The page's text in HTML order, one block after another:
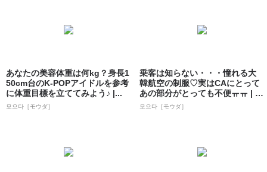
あなたの美容体重は何kg？身長1
50cm台のK-POPアイドルを参考
に体重目標を立ててみよう♪ |...
모으다［モウダ］
乗客は知らない・・・憧れる大
韓航空の制服♡実はCAにとって
あの部分がとっても不便ㅠㅠ | 韓
国情報...
모으다［モウダ］